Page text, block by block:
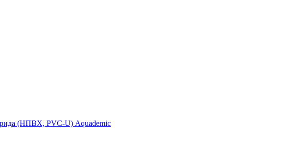
(НПВХ, PVC-U) Aquademic